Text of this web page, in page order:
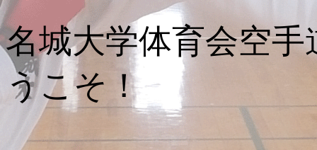
名城大学体育会空
うこそ！